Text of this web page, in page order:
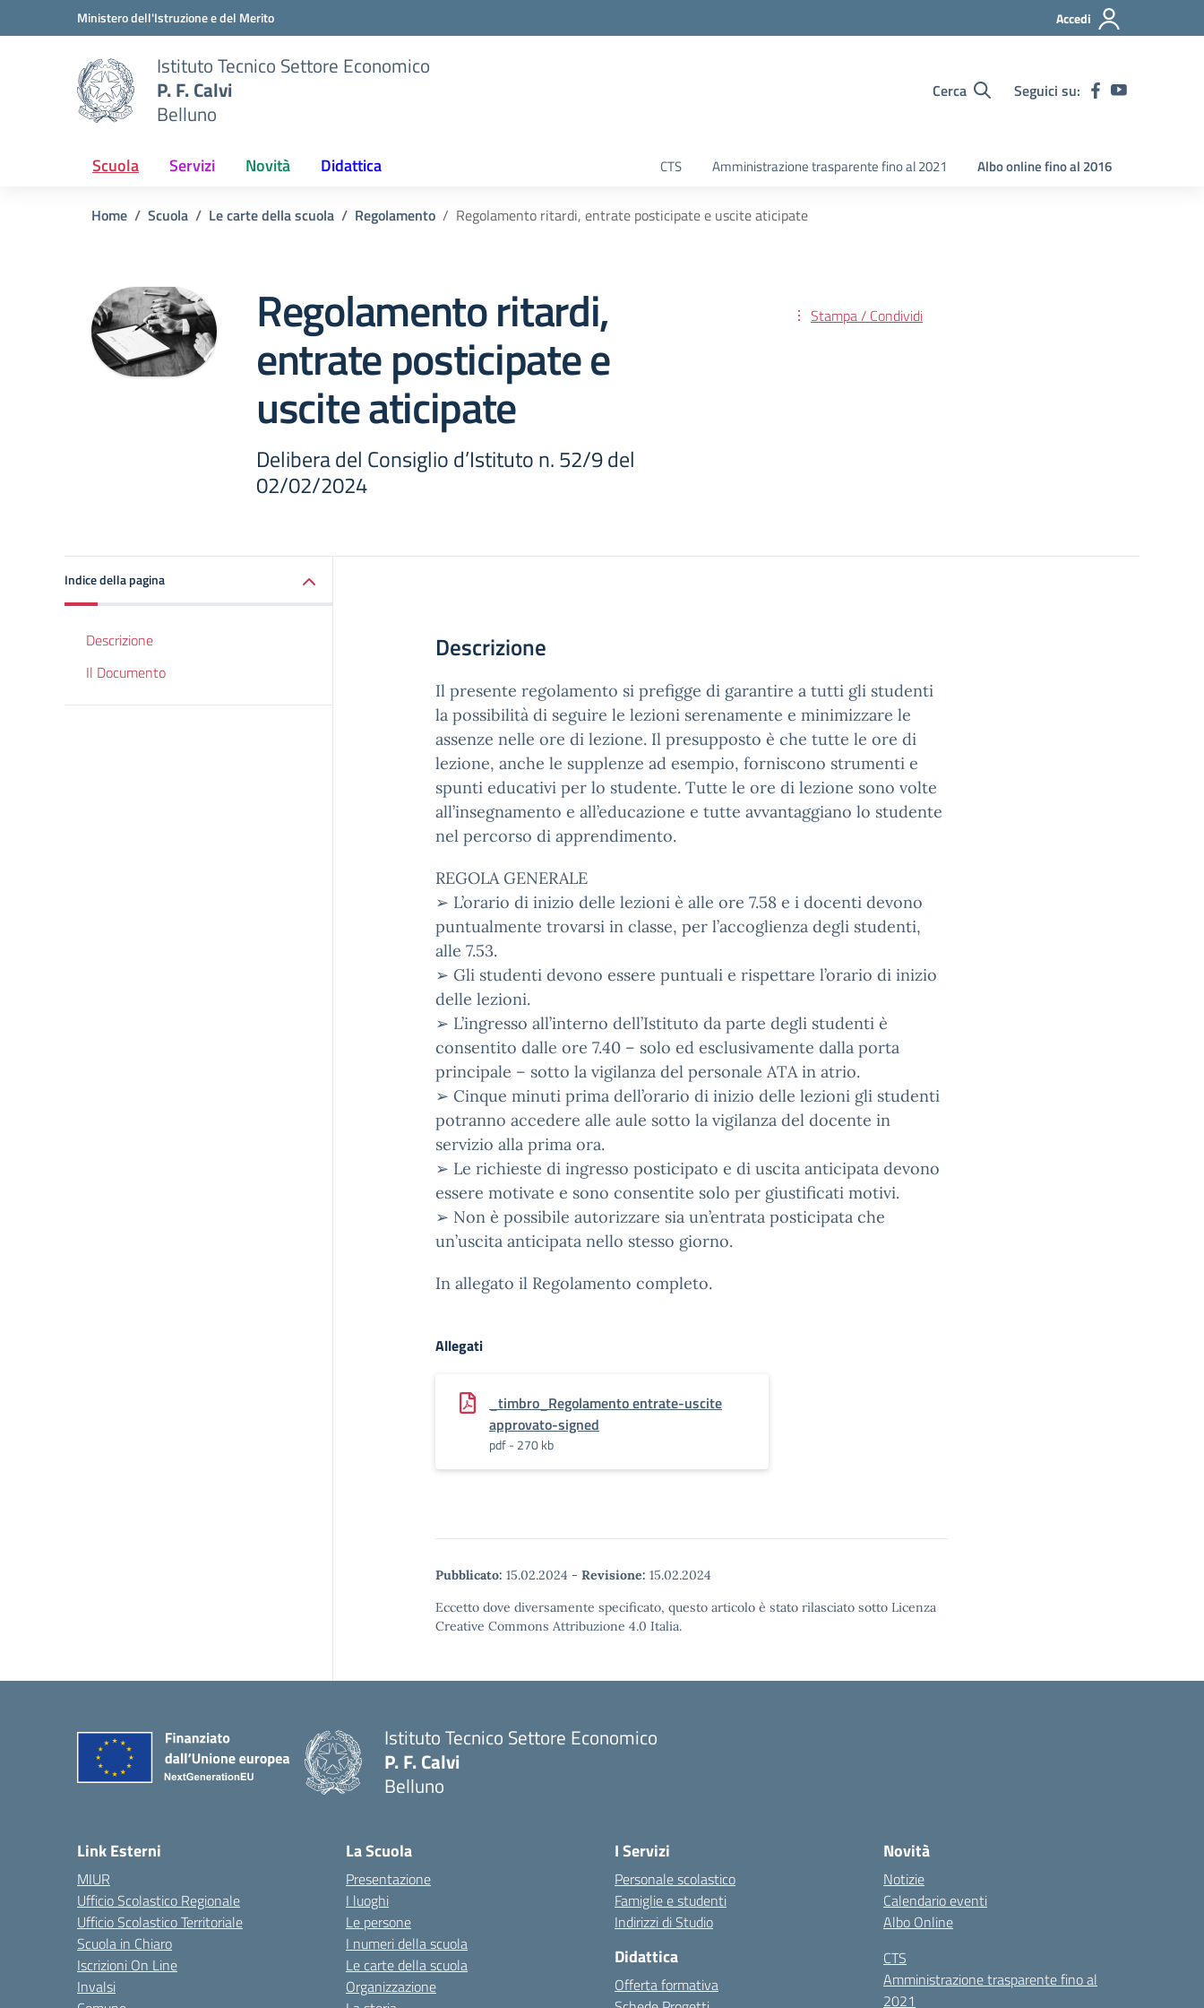
Vai ai contenuti
Vai al menu di navigazioneMinistero dell'Istruzione e del Merito Accedi
Istituto Tecnico Settore Economico
P. F. Calvi
Belluno
Cerca Seguici su:
Scuola Servizi Novità Didattica CTS Amministrazione trasparente fino al 2021 Albo online fino al 2016
Home Scuola Le carte della scuola Regolamento Regolamento ritardi, entrate posticipate e uscite aticipate
Regolamento ritardi,
entrate posticipate e
uscite aticipate
Delibera del Consiglio d’Istituto n. 52/9 del
02/02/2024
Stampa / Condividi
Indice della pagina
Descrizione
Il Documento
Descrizione
Il presente regolamento si prefigge di garantire a tutti gli studenti
la possibilità di seguire le lezioni serenamente e minimizzare le
assenze nelle ore di lezione. Il presupposto è che tutte le ore di
lezione, anche le supplenze ad esempio, forniscono strumenti e
spunti educativi per lo studente. Tutte le ore di lezione sono volte
all’insegnamento e all’educazione e tutte avvantaggiano lo studente
nel percorso di apprendimento.
REGOLA GENERALE
➢ L’orario di inizio delle lezioni è alle ore 7.58 e i docenti devono
puntualmente trovarsi in classe, per l’accoglienza degli studenti,
alle 7.53.
➢ Gli studenti devono essere puntuali e rispettare l’orario di inizio
delle lezioni.
➢ L’ingresso all’interno dell’Istituto da parte degli studenti è
consentito dalle ore 7.40 – solo ed esclusivamente dalla porta
principale – sotto la vigilanza del personale ATA in atrio.
➢ Cinque minuti prima dell’orario di inizio delle lezioni gli studenti
potranno accedere alle aule sotto la vigilanza del docente in
servizio alla prima ora.
➢ Le richieste di ingresso posticipato e di uscita anticipata devono
essere motivate e sono consentite solo per giustificati motivi.
➢ Non è possibile autorizzare sia un’entrata posticipata che
un’uscita anticipata nello stesso giorno.
In allegato il Regolamento completo.
Allegati
_timbro_Regolamento entrate-uscite
approvato-signed
pdf - 270 kb
Pubblicato: 15.02.2024 - Revisione: 15.02.2024
Eccetto dove diversamente specificato, questo articolo è stato rilasciato sotto Licenza
Creative Commons Attribuzione 4.0 Italia.
Istituto Tecnico Settore Economico
P. F. Calvi
Belluno
Link Esterni
MIUR
Ufficio Scolastico Regionale
Ufficio Scolastico Territoriale
Scuola in Chiaro
Iscrizioni On Line
Invalsi
La Scuola
Presentazione
I luoghi
Le persone
I numeri della scuola
Le carte della scuola
Organizzazione
I Servizi
Personale scolastico
Famiglie e studenti
Indirizzi di Studio
Didattica
Offerta formativa
Novità
Notizie
Calendario eventi
Albo Online
CTS
Amministrazione trasparente fino al
2021